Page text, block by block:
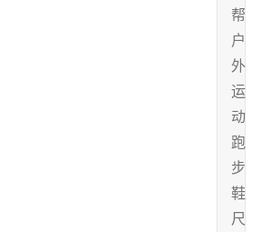
帮
户
外
运
动
跑
步
鞋
尺